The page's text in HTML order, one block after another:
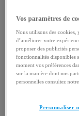
&
&
Formules
et programmes
Demi-
Journées
Soins à la
Organiser
Vos paramètres de
Nous utilisons des cookies,
d’améliorer votre
proposer des publicités
fonctionnalités disponibles
moment vos préférences
sur la manière dont nos
personnelles consultez notre
Personnaliser